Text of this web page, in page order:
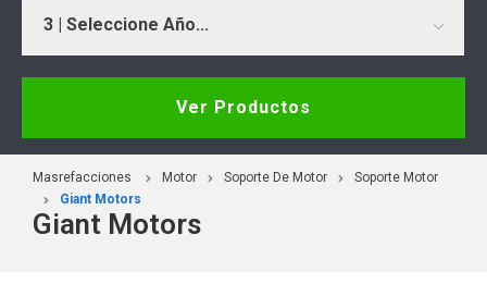
3 | Seleccione Año...
Ver Productos
Masrefacciones Motor Soporte De Motor
Soporte Motor
Giant Motors
Giant Motors